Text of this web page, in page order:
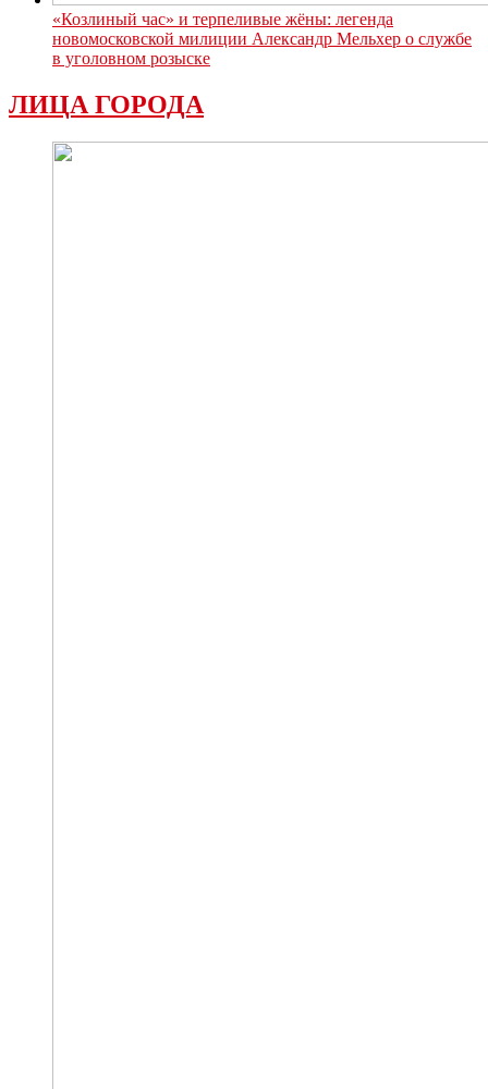
«Козлиный час» и терпеливые жёны: легенда
новомосковской милиции Александр Мельхер о службе
в уголовном розыске
ЛИЦА ГОРОДА